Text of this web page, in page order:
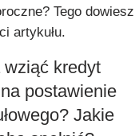
Tego
artykułu.
kredyt
postawienie
Jakie